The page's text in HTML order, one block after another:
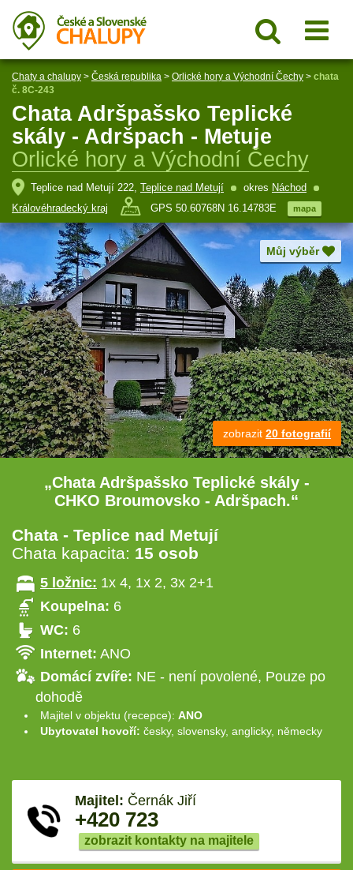
Chaty a chalupy > Česká republika > Orlické hory a Východní Čechy > chata
č. 8C-243
Chata Adršpašsko Teplické
skály - Adršpach - Metuje
Orlické hory a Východní Čechy
Teplice nad Metují 222, Teplice nad Metují okres Náchod
Královéhradecký kraj
GPS 50.60768N 16.14783E mapa
Můj výběr
zobrazit 20 fotografií
„Chata Adršpašsko Teplické skály -
CHKO Broumovsko - Adršpach.“
Chata - Teplice nad Metují
Chata kapacita: 15 osob
5 ložnic: 1x 4, 1x 2, 3x 2+1
Koupelna: 6
WC: 6
Internet: ANO
Domácí zvíře: NE - není povolené, Pouze po
dohodě
Majitel v objektu (recepce): ANO
Ubytovatel hovoří: česky, slovensky, anglicky, německy
Majitel: Černák Jiří
+420 723
zobrazit kontakty na majitele